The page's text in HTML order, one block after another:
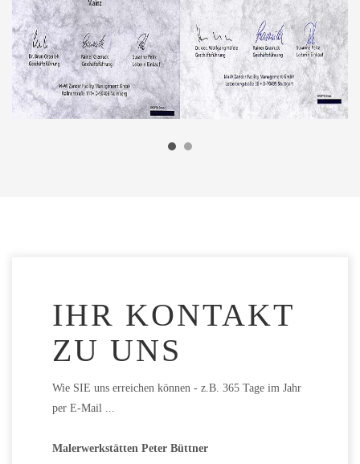
IHR KONTAKT
ZU UNS
Wie SIE uns erreichen können - z.B. 365 Tage im Jahr
per E-Mail ...
Malerwerkstätten Peter Büttner